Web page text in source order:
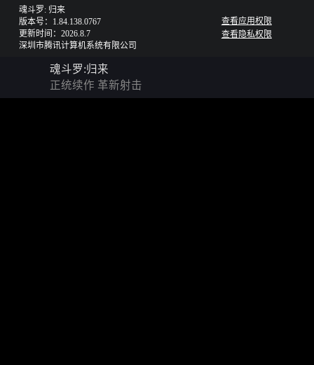
魂斗罗: 归来
版本号：1.84.138.0767
更新时间：2026.8.7
深圳市腾讯计算机系统有限公司
查看应用权限
查看隐私权限
魂斗罗:归来
正统续作 革新射击